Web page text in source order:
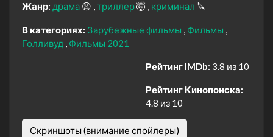
Жанр: драма 😫 триллер🤯 криминал 🔪
В категориях: Зарубежные фильмы
Фильмы
Голливуд
Фильмы 2021
Рейтинг IMDb: 3.8 из 10
Рейтинг Кинопоиска:
4.8 из 10
Скриншоты (внимание спойлеры)